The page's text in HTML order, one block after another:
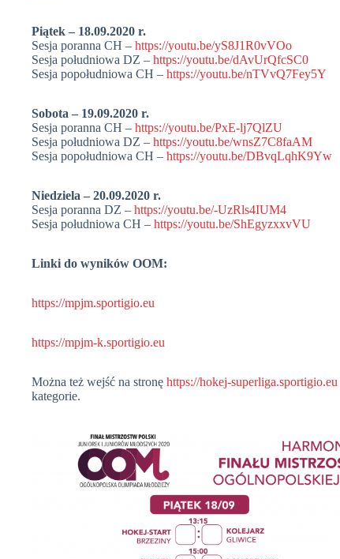
Piątek – 18.09.2020 r.
Sesja poranna CH – https://youtu.be/yS8J1R0vVOo
Sesja południowa DZ – https://youtu.be/dAvUrQfcSC0
Sesja popołudniowa CH – https://youtu.be/nTVvQ7Fey5Y
Sobota – 19.09.2020 r.
Sesja poranna CH – https://youtu.be/PxE-lj7QlZU
Sesja południowa DZ – https://youtu.be/wnsZ7C8faAM
Sesja popołudniowa CH – https://youtu.be/DBvqLqhK9Yw
Niedziela – 20.09.2020 r.
Sesja poranna DZ – https://youtu.be/-UzRls4IUM4
Sesja południowa CH – https://youtu.be/ShEgyzxxvVU
Linki do wyników OOM:
https://mpjm.sportigio.eu
https://mpjm-k.sportigio.eu
Można też wejść na stronę https://hokej-superliga.sportigio.eu
kategorie.